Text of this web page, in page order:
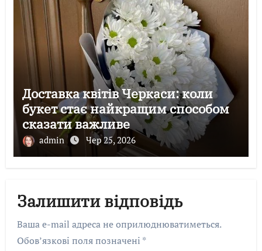
Доставка квітів Черкаси: коли
букет стає найкращим способом
сказати важливе
admin Чер 25, 2026
Залишити відповідь
Ваша e-mail адреса не оприлюднюватиметься.
Обов’язкові поля позначені *